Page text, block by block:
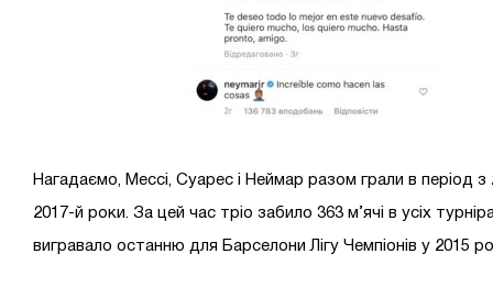
Нагадаємо, Мессі, Суарес і Неймар разом грали в період з
2017-й роки. За цей час тріо забило 363 м’ячі в усіх
вигравало останню для Барселони Лігу Чемпіонів у 2015